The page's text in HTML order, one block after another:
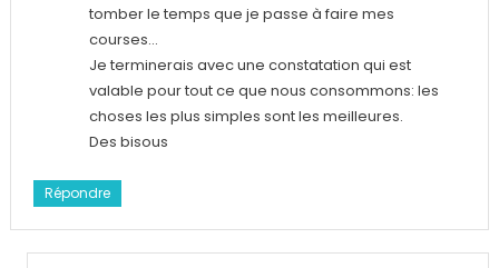
tomber le temps que je passe à faire mes
courses…
Je terminerais avec une constatation qui est
valable pour tout ce que nous consommons: les
choses les plus simples sont les meilleures.
Des bisous
Répondre